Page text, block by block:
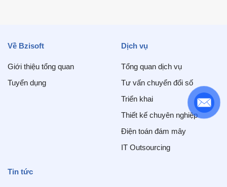
Về Bzisoft
Giới thiệu tổng quan
Tuyển dụng
Dịch vụ
Tổng quan dịch vụ
Tư vấn chuyển đổi số
Triển khai
Thiết kế chuyên nghiệp
Điện toán đám mây
IT Outsourcing
Tin tức